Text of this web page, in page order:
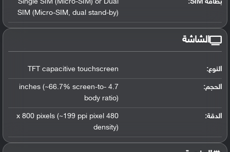
بطاقة SIM:
Single SIM (Micro-SIM) or Dual
SIM (Micro-SIM, dual stand-by)
الشاشة
النوع: TFT capacitive touchscreen
الحجم:
4.7 inches (~66.7% screen-to-
body ratio)
الدقة:
480 x 800 pixels (~199 ppi pixel
density)